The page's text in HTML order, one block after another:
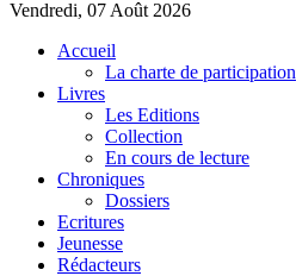
Vendredi, 07 Août 2026
Accueil
La charte de participation
Livres
Les Editions
Collection
En cours de lecture
Chroniques
Dossiers
Ecritures
Jeunesse
Rédacteurs